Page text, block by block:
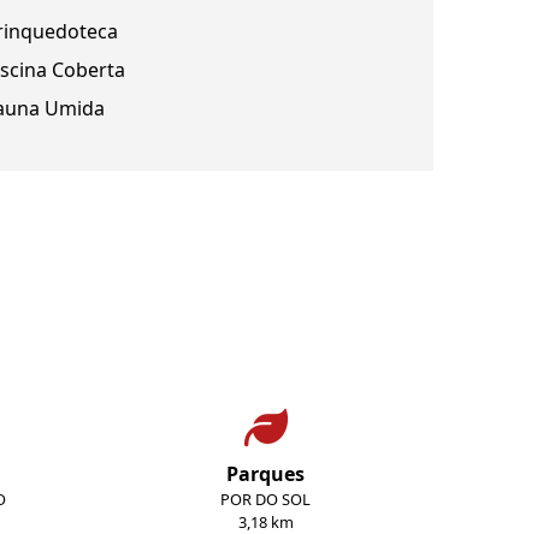
Coberta
Umida
Parques
POR DO SOL
3,18 km